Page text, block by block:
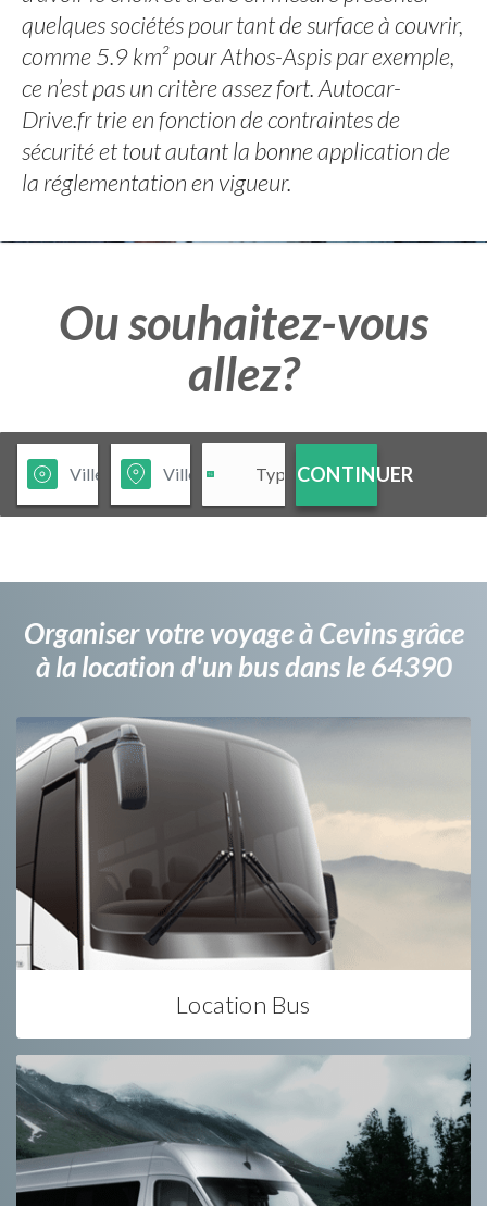
quelques sociétés pour tant de surface à couvrir,
comme 5.9 km² pour Athos-Aspis par exemple,
ce n’est pas un critère assez fort. Autocar-
Drive.fr trie en fonction de contraintes de
sécurité et tout autant la bonne application de
la réglementation en vigueur.
Ou souhaitez-vous
allez?
CONTINUER
Organiser votre voyage à Cevins grâce
à la location d'un bus dans le 64390
Location Bus